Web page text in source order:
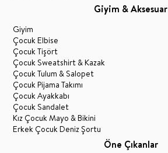
Giyim & Aksesuar
Giyim
Çocuk Elbise
Çocuk Tişört
Çocuk Sweatshirt & Kazak
Çocuk Tulum & Salopet
Çocuk Pijama Takımı
Çocuk Ayakkabı
Çocuk Sandalet
Kız Çocuk Mayo & Bikini
Erkek Çocuk Deniz Şortu
Öne Çıkanlar